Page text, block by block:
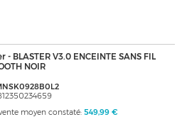
- BLASTER V3.0 ENCEINTE SANS FIL
NOIR
moyen constaté: 549,99 €